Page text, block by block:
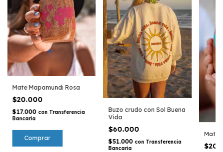
Mate Mapamundi Rosa
$20.000
$17.000 con Transferencia
Bancaria
Buzo crudo con Sol Buena
Vida
$60.000
$51.000 con Transferencia
Bancaria
Mate